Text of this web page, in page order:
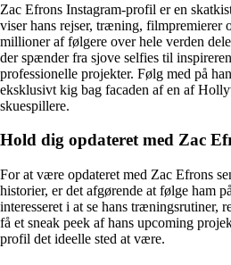
Zac Efrons Instagram-profil er en
viser hans rejser, træning, filmpremierer
millioner af følgere over hele verden
der spænder fra sjove selfies til
professionelle projekter. Følg med på
eksklusivt kig bag facaden af en af
skuespillere.
Hold dig opdateret med Zac
For at være opdateret med Zac Efrons
historier, er det afgørende at følge ham
interesseret i at se hans træningsrutiner,
få et sneak peek af hans upcoming
profil det ideelle sted at være.